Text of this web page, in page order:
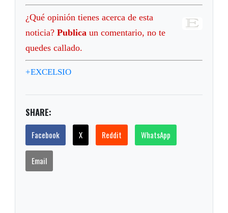
¿Qué opinión tienes acerca de esta
noticia?Publica un comentario, no te
quedes callado.
+EXCELSIO
SHARE:
Facebook X Reddit WhatsApp
Email